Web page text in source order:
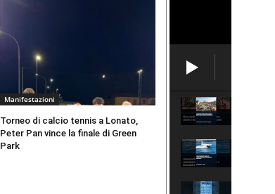
Manifestazioni
Torneo di calcio tennis a Lonato,
Peter Pan vince la finale di Green
Park